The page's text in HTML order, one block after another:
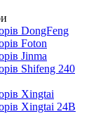
DongFeng
Foton
Jinma
Shifeng 240
Xingtai
Xingtai 24В